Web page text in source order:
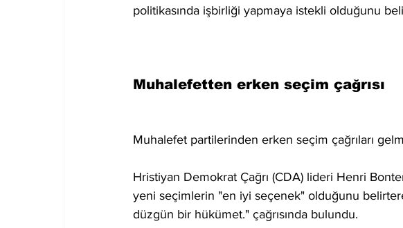
politikasında işbirliği yapmaya istekli olduğunu
Muhalefetten erken seçim çağrısı
Muhalefet partilerinden erken seçim çağrıları
Hristiyan Demokrat Çağrı (CDA) lideri Henri
yeni seçimlerin "en iyi seçenek" olduğunu
düzgün bir hükümet." çağrısında bulundu.